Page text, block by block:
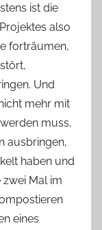
ist die
also
forträumen,
Und
mehr mit
muss,
ausbringen,
haben und
Mal im
eines